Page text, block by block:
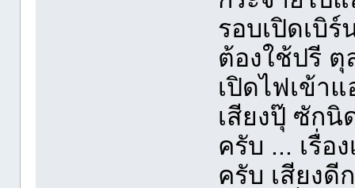
รอบเปิดเบิ
ต้องใช้ปรี ตุ
เปิดไฟเข้า
เสียงปุ๊ ซักนิ
ครับ ... เรื่อ
ครับ เสียงดี